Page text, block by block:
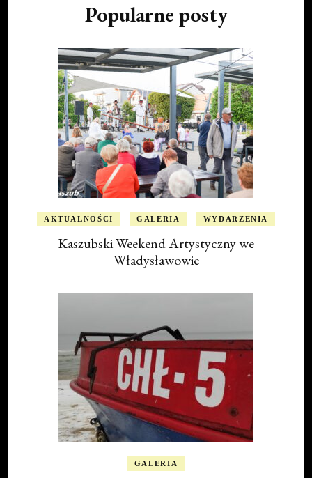
Popularne posty
AKTUALNOŚCI GALERIA WYDARZENIA
Kaszubski Weekend Artystyczny we
Władysławowie
GALERIA